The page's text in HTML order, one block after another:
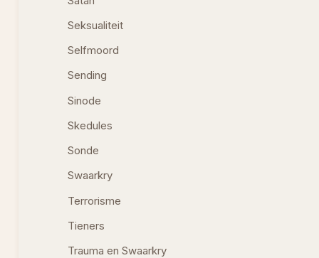
Seksualiteit
Selfmoord
Sending
Sinode
Skedules
Sonde
Swaarkry
Terrorisme
Tieners
Trauma en Swaarkry